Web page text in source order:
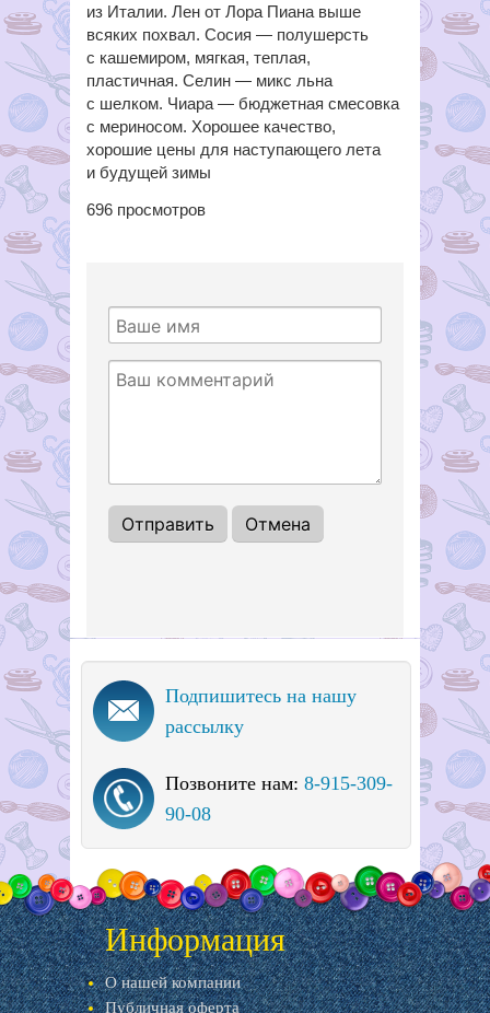
из Италии. Лен от Лора Пиана выше
всяких похвал. Сосия — полушерсть
с кашемиром, мягкая, теплая,
пластичная. Селин — микс льна
с шелком. Чиара — бюджетная смесовка
с мериносом. Хорошее качество,
хорошие цены для наступающего лета
и будущей зимы
696 просмотров
Подпишитесь на нашу
рассылку
Позвоните нам: 8-915-309-
90-08
Информация
О нашей компании
Публичная оферта